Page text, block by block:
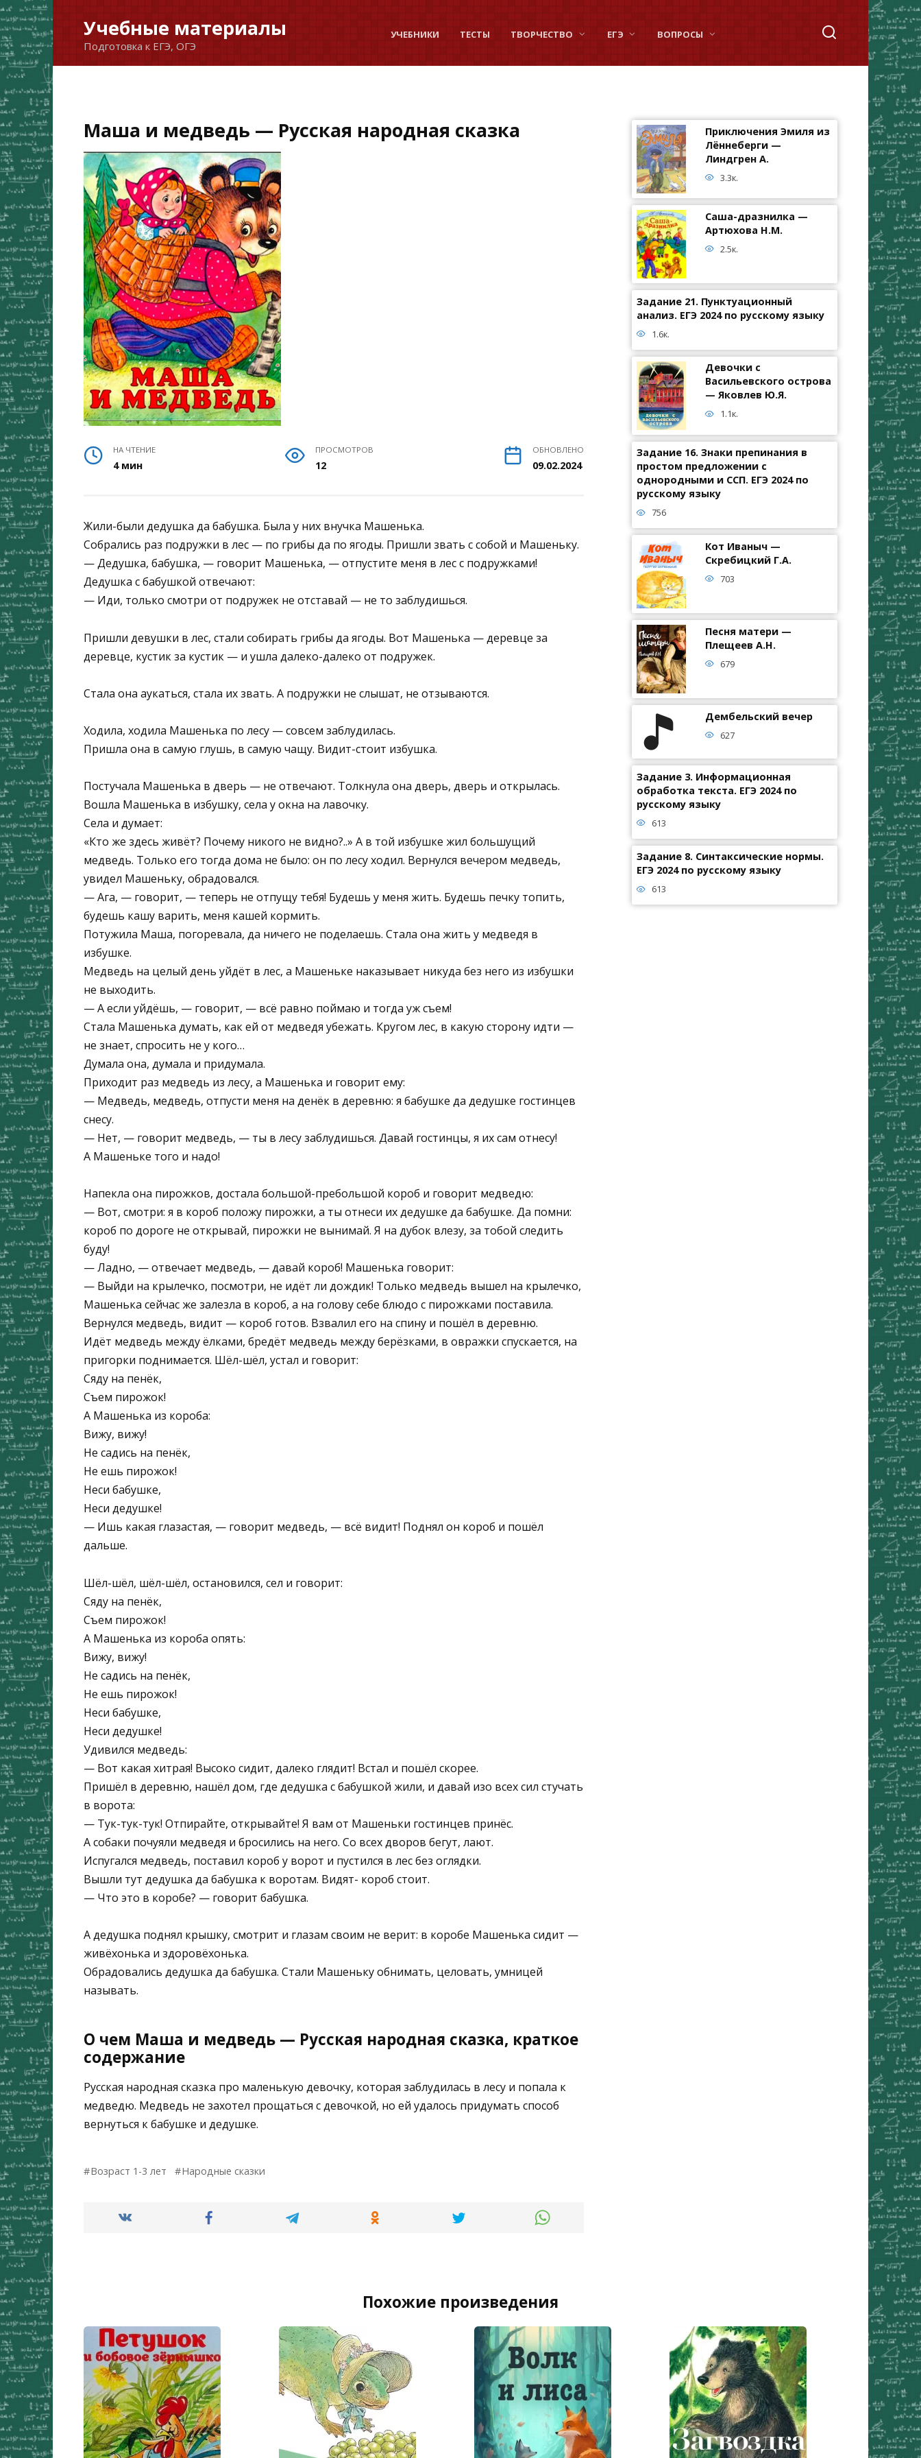
Перейти
к
содержанию
Учебные материалы
Подготовка к ЕГЭ, ОГЭ
УЧЕБНИКИ ТЕСТЫ ТВОРЧЕСТВО ЕГЭ ВОПРОСЫ
Маша и медведь — Русская народная сказка
НА ЧТЕНИЕ
4 мин
ПРОСМОТРОВ
12
ОБНОВЛЕНО
09.02.2024
Жили-были дедушка да бабушка. Была у них внучка Машенька.
Собрались раз подружки в лес — по грибы да по ягоды. Пришли звать с собой и Машеньку.
— Дедушка, бабушка, — говорит Машенька, — отпустите меня в лес с подружками!
Дедушка с бабушкой отвечают:
— Иди, только смотри от подружек не отставай — не то заблудишься.
Пришли девушки в лес, стали собирать грибы да ягоды. Вот Машенька — деревце за
деревце, кустик за кустик — и ушла далеко-далеко от подружек.
Стала она аукаться, стала их звать. А подружки не слышат, не отзываются.
Ходила, ходила Машенька по лесу — совсем заблудилась.
Пришла она в самую глушь, в самую чащу. Видит-стоит избушка.
Постучала Машенька в дверь — не отвечают. Толкнула она дверь, дверь и открылась.
Вошла Машенька в избушку, села у окна на лавочку.
Села и думает:
«Кто же здесь живёт? Почему никого не видно?..» А в той избушке жил большущий
медведь. Только его тогда дома не было: он по лесу ходил. Вернулся вечером медведь,
увидел Машеньку, обрадовался.
— Ага, — говорит, — теперь не отпущу тебя! Будешь у меня жить. Будешь печку топить,
будешь кашу варить, меня кашей кормить.
Потужила Маша, погоревала, да ничего не поделаешь. Стала она жить у медведя в
избушке.
Медведь на целый день уйдёт в лес, а Машеньке наказывает никуда без него из избушки
не выходить.
— А если уйдёшь, — говорит, — всё равно поймаю и тогда уж съем!
Стала Машенька думать, как ей от медведя убежать. Кругом лес, в какую сторону идти —
не знает, спросить не у кого…
Думала она, думала и придумала.
Приходит раз медведь из лесу, а Машенька и говорит ему:
— Медведь, медведь, отпусти меня на денёк в деревню: я бабушке да дедушке гостинцев
снесу.
— Нет, — говорит медведь, — ты в лесу заблудишься. Давай гостинцы, я их сам отнесу!
А Машеньке того и надо!
Напекла она пирожков, достала большой-пребольшой короб и говорит медведю:
— Вот, смотри: я в короб положу пирожки, а ты отнеси их дедушке да бабушке. Да помни:
короб по дороге не открывай, пирожки не вынимай. Я на дубок влезу, за тобой следить
буду!
— Ладно, — отвечает медведь, — давай короб! Машенька говорит:
— Выйди на крылечко, посмотри, не идёт ли дождик! Только медведь вышел на крылечко,
Машенька сейчас же залезла в короб, а на голову себе блюдо с пирожками поставила.
Вернулся медведь, видит — короб готов. Взвалил его на спину и пошёл в деревню.
Идёт медведь между ёлками, бредёт медведь между берёзками, в овражки спускается, на
пригорки поднимается. Шёл-шёл, устал и говорит:
Сяду на пенёк,
Съем пирожок!
А Машенька из короба:
Вижу, вижу!
Не садись на пенёк,
Не ешь пирожок!
Неси бабушке,
Неси дедушке!
— Ишь какая глазастая, — говорит медведь, — всё видит! Поднял он короб и пошёл
дальше.
Шёл-шёл, шёл-шёл, остановился, сел и говорит:
Сяду на пенёк,
Съем пирожок!
А Машенька из короба опять:
Вижу, вижу!
Не садись на пенёк,
Не ешь пирожок!
Неси бабушке,
Неси дедушке!
Удивился медведь:
— Вот какая хитрая! Высоко сидит, далеко глядит! Встал и пошёл скорее.
Пришёл в деревню, нашёл дом, где дедушка с бабушкой жили, и давай изо всех сил стучать
в ворота:
— Тук-тук-тук! Отпирайте, открывайте! Я вам от Машеньки гостинцев принёс.
А собаки почуяли медведя и бросились на него. Со всех дворов бегут, лают.
Испугался медведь, поставил короб у ворот и пустился в лес без оглядки.
Вышли тут дедушка да бабушка к воротам. Видят- короб стоит.
— Что это в коробе? — говорит бабушка.
А дедушка поднял крышку, смотрит и глазам своим не верит: в коробе Машенька сидит —
живёхонька и здоровёхонька.
Обрадовались дедушка да бабушка. Стали Машеньку обнимать, целовать, умницей
называть.
О чем Маша и медведь — Русская народная сказка, краткое
содержание
Русская народная сказка про маленькую девочку, которая заблудилась в лесу и попала к
медведю. Медведь не захотел прощаться с девочкой, но ей удалось придумать способ
вернуться к бабушке и дедушке.
Возраст 1-3 лет Народные сказки
Приключения Эмиля из
Лённеберги —
Линдгрен А.
3.3к.
Саша-дразнилка —
Артюхова Н.М.
2.5к.
Задание 21. Пунктуационный
анализ. ЕГЭ 2024 по русскому языку
1.6к.
Девочки с
Васильевского острова
— Яковлев Ю.Я.
1.1к.
Задание 16. Знаки препинания в
простом предложении с
однородными и ССП. ЕГЭ 2024 по
русскому языку
756
Кот Иваныч —
Скребицкий Г.А.
703
Песня матери —
Плещеев А.Н.
679
Дембельский вечер
627
Задание 3. Информационная
обработка текста. ЕГЭ 2024 по
русскому языку
613
Задание 8. Синтаксические нормы.
ЕГЭ 2024 по русскому языку
613
Похожие произведения